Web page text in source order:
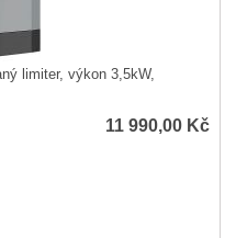
limiter, výkon 3,5kW,
11 990,00 Kč